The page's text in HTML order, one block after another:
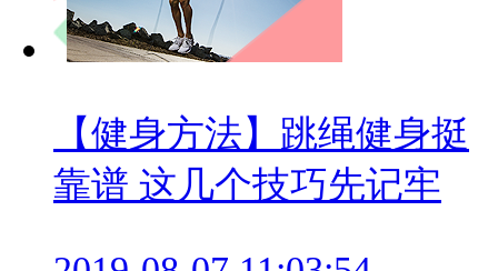
【健身方法】跳绳健身挺
靠谱 这几个技巧先记牢